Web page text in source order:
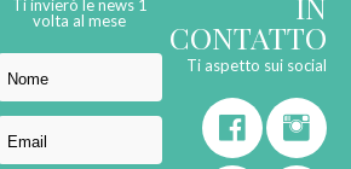
Ti invierò le news 1
volta al mese
CONTATTO
Ti aspetto sui social